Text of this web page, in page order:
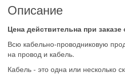
Описание
Цена действительна при заказе
Всю кабельно-проводниковую
на провод и кабель.
Кабель - это одна или несколько